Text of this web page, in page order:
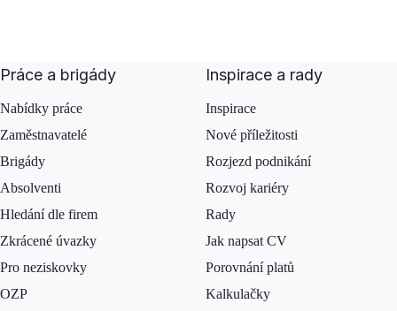
Práce a brigády
Nabídky práce
Zaměstnavatelé
Brigády
Absolventi
Hledání dle firem
Zkrácené úvazky
Pro neziskovky
OZP
Inspirace a rady
Inspirace
Nové příležitosti
Rozjezd podnikání
Rozvoj kariéry
Rady
Jak napsat CV
Porovnání platů
Kalkulačky